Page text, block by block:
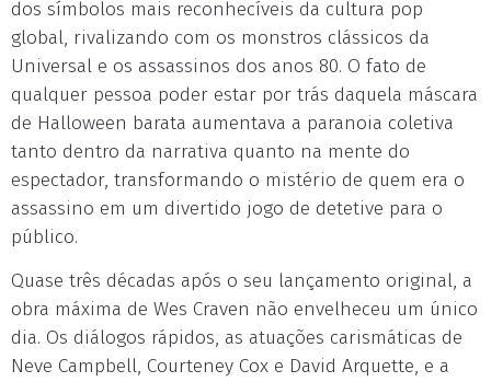
dos símbolos mais reconhecíveis da cultura pop
global, rivalizando com os monstros clássicos da
Universal e os assassinos dos anos 80. O fato de
qualquer pessoa poder estar por trás daquela máscara
de Halloween barata aumentava a paranoia coletiva
tanto dentro da narrativa quanto na mente do
espectador, transformando o mistério de quem era o
assassino em um divertido jogo de detetive para o
público.
Quase três décadas após o seu lançamento original, a
obra máxima de Wes Craven não envelheceu um único
dia. Os diálogos rápidos, as atuações carismáticas de
Neve Campbell, Courteney Cox e David Arquette, e a